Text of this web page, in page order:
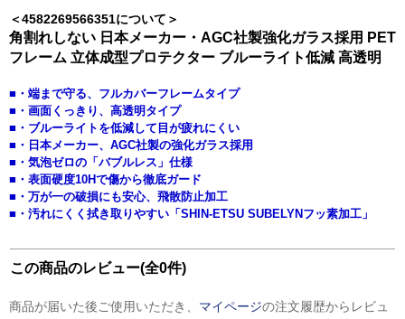
＜4582269566351について＞
角割れしない 日本メーカー・AGC社製強化ガラス採用 PET
フレーム 立体成型プロテクター ブルーライト低減 高透明
■・端まで守る、フルカバーフレームタイプ
■・画面くっきり、高透明タイプ
■・ブルーライトを低減して目が疲れにくい
■・日本メーカー、AGC社製の強化ガラス採用
■・気泡ゼロの「バブルレス」仕様
■・表面硬度10Hで傷から徹底ガード
■・万が一の破損にも安心、飛散防止加工
■・汚れにくく拭き取りやすい「SHIN-ETSU SUBELYNフッ素加工」
この商品のレビュー(全0件)
商品が届いた後ご使用いただき、 マイページの注文履歴からレビュ